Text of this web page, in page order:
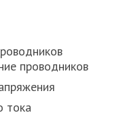
проводников
тока